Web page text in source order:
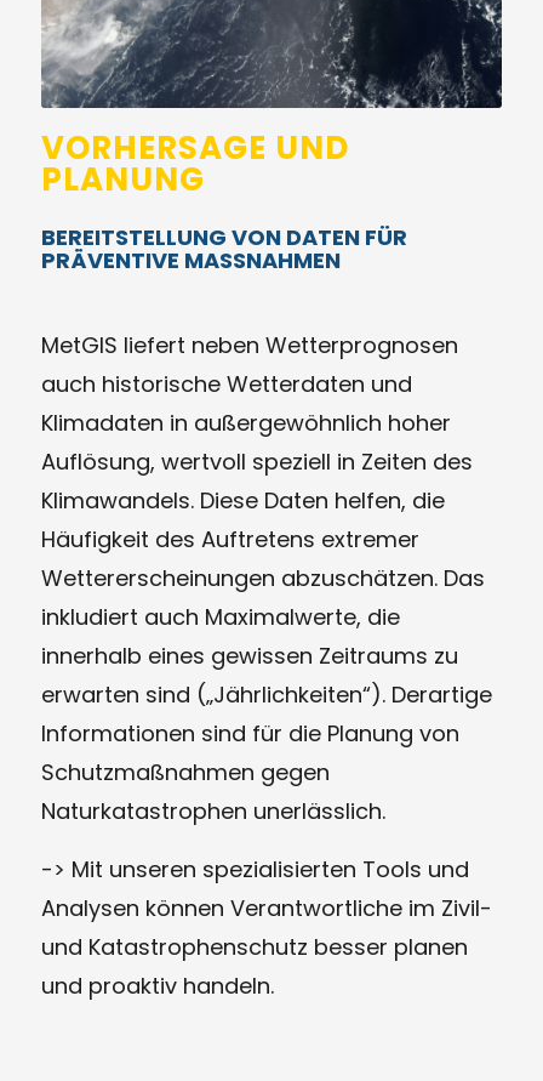
VORHERSAGE UND
PLANUNG
BEREITSTELLUNG VON DATEN FÜR
PRÄVENTIVE MASSNAHMEN
MetGIS liefert neben Wetterprognosen
auch historische Wetterdaten und
Klimadaten in außergewöhnlich hoher
Auflösung, wertvoll speziell in Zeiten des
Klimawandels. Diese Daten helfen, die
Häufigkeit des Auftretens extremer
Wettererscheinungen abzuschätzen. Das
inkludiert auch Maximalwerte, die
innerhalb eines gewissen Zeitraums zu
erwarten sind („Jährlichkeiten“). Derartige
Informationen sind für die Planung von
Schutzmaßnahmen gegen
Naturkatastrophen unerlässlich.
-> Mit unseren spezialisierten Tools und
Analysen können Verantwortliche im Zivil-
und Katastrophenschutz besser planen
und proaktiv handeln.